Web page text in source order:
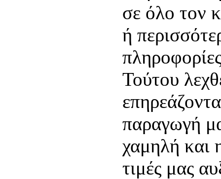
σε όλο τον
ή
Τούτου
παραγωγή
χαμηλή και
τιμές μας